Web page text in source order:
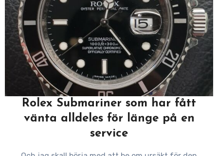
Rolex Submariner som har fått
vänta alldeles för länge på en
service